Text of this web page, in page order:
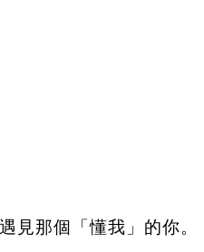
那個「懂我」的你。